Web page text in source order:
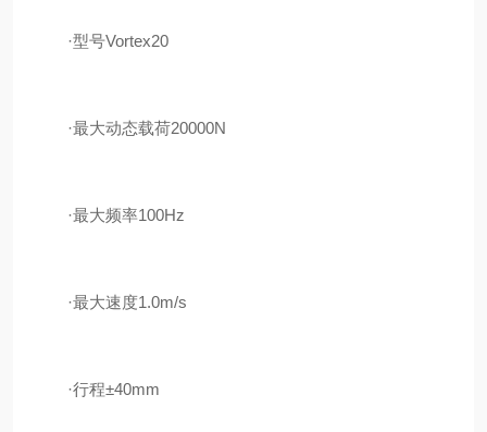
·型号Vortex20
·最大动态载荷20000N
·最大频率100Hz
·最大速度1.0m/s
·行程±40mm